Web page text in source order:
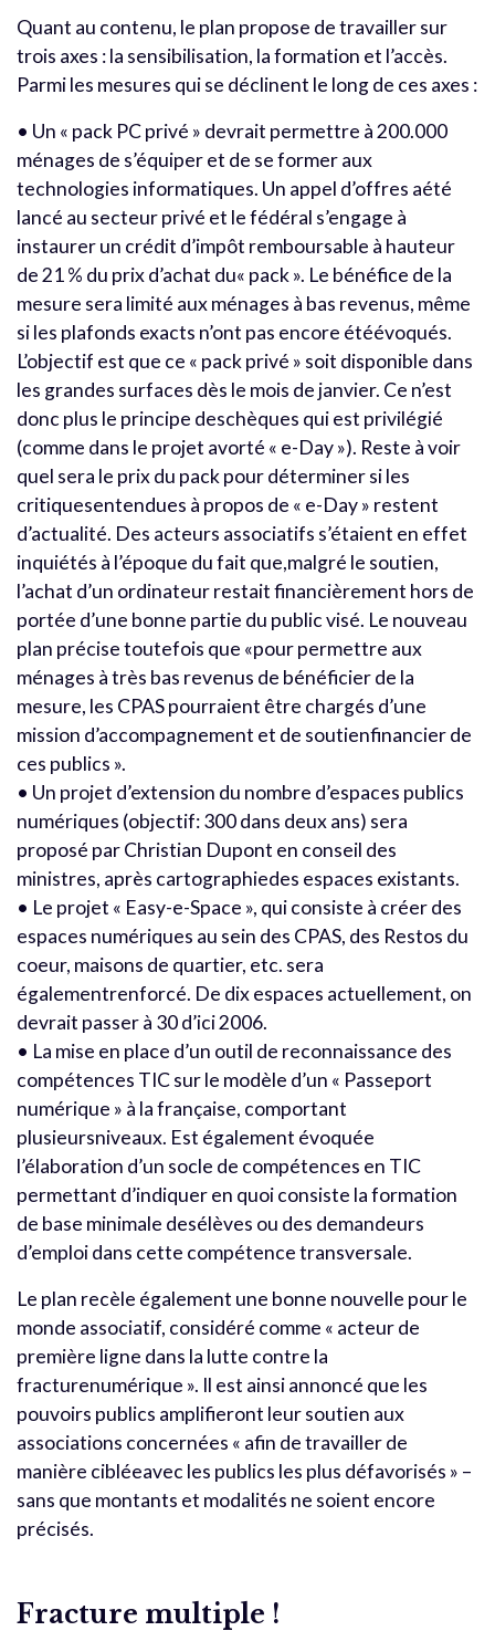
Quant au contenu, le plan propose de travailler sur
trois axes : la sensibilisation, la formation et l’accès.
Parmi les mesures qui se déclinent le long de ces axes :
• Un « pack PC privé » devrait permettre à 200.000
ménages de s’équiper et de se former aux
technologies informatiques. Un appel d’offres aété
lancé au secteur privé et le fédéral s’engage à
instaurer un crédit d’impôt remboursable à hauteur
de 21 % du prix d’achat du« pack ». Le bénéfice de la
mesure sera limité aux ménages à bas revenus, même
si les plafonds exacts n’ont pas encore étéévoqués.
L’objectif est que ce « pack privé » soit disponible dans
les grandes surfaces dès le mois de janvier. Ce n’est
donc plus le principe deschèques qui est privilégié
(comme dans le projet avorté « e-Day »). Reste à voir
quel sera le prix du pack pour déterminer si les
critiquesentendues à propos de « e-Day » restent
d’actualité. Des acteurs associatifs s’étaient en effet
inquiétés à l’époque du fait que,malgré le soutien,
l’achat d’un ordinateur restait financièrement hors de
portée d’une bonne partie du public visé. Le nouveau
plan précise toutefois que «pour permettre aux
ménages à très bas revenus de bénéficier de la
mesure, les CPAS pourraient être chargés d’une
mission d’accompagnement et de soutienfinancier de
ces publics ».
• Un projet d’extension du nombre d’espaces publics
numériques (objectif: 300 dans deux ans) sera
proposé par Christian Dupont en conseil des
ministres, après cartographiedes espaces existants.
• Le projet « Easy-e-Space », qui consiste à créer des
espaces numériques au sein des CPAS, des Restos du
coeur, maisons de quartier, etc. sera
égalementrenforcé. De dix espaces actuellement, on
devrait passer à 30 d’ici 2006.
• La mise en place d’un outil de reconnaissance des
compétences TIC sur le modèle d’un « Passeport
numérique » à la française, comportant
plusieursniveaux. Est également évoquée
l’élaboration d’un socle de compétences en TIC
permettant d’indiquer en quoi consiste la formation
de base minimale desélèves ou des demandeurs
d’emploi dans cette compétence transversale.
Le plan recèle également une bonne nouvelle pour le
monde associatif, considéré comme « acteur de
première ligne dans la lutte contre la
fracturenumérique ». Il est ainsi annoncé que les
pouvoirs publics amplifieront leur soutien aux
associations concernées « afin de travailler de
manière cibléeavec les publics les plus défavorisés » –
sans que montants et modalités ne soient encore
précisés.
Fracture multiple !